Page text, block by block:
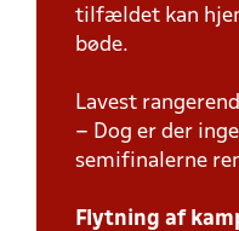
tilfældet kan
bøde.
Lavest
– Dog er der
semifinalerne
Flytning af